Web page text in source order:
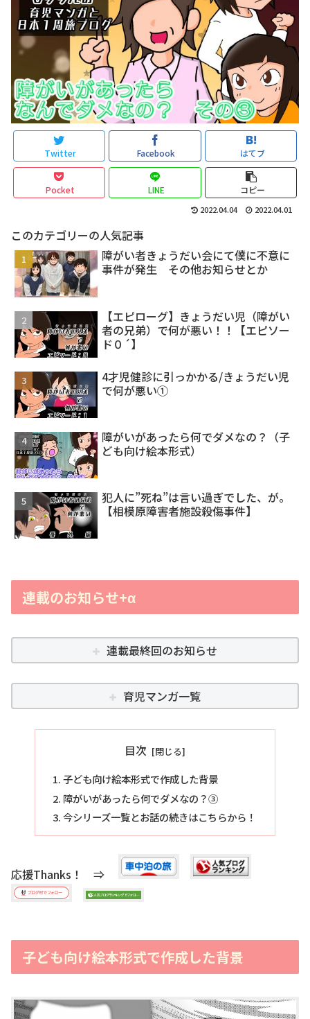
Twitter Facebook はてブ
Pocket LINE コピー
2022.04.04 2022.04.01
このカテゴリーの人気記事
障がい者きょうだい会にて僕に不意に
事件が発生 その他お知らせとか
【エピローグ】きょうだい児（障がい
者の兄弟）で何が悪い！！【エピソー
ド０´】
4才児健診に引っかかる/きょうだい児
で何が悪い①
障がいがあったら何でダメなの？（子
ども向け絵本形式）
犯人に”死ね”は言い過ぎでした、が。
【相模原障害者施設殺傷事件】
連載のお知らせ+α
連載最終回のお知らせ
育児マンガ一覧
目次
子ども向け絵本形式で作成した背景
障がいがあったら何でダメなの？③
今シリーズ一覧とお話の続きはこちらから！
応援Thanks！ ⇒
子ども向け絵本形式で作成した背景